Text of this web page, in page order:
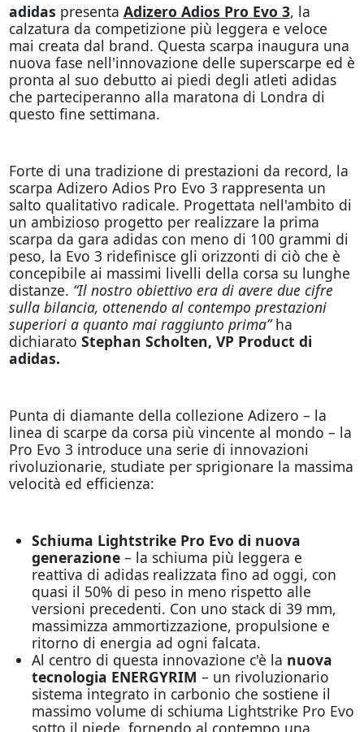
adidas presenta Adizero Adios Pro Evo 3, la
calzatura da competizione più leggera e veloce
mai creata dal brand. Questa scarpa inaugura una
nuova fase nell'innovazione delle superscarpe ed è
pronta al suo debutto ai piedi degli atleti adidas
che parteciperanno alla maratona di Londra di
questo fine settimana.
Forte di una tradizione di prestazioni da record, la
scarpa Adizero Adios Pro Evo 3 rappresenta un
salto qualitativo radicale. Progettata nell'ambito di
un ambizioso progetto per realizzare la prima
scarpa da gara adidas con meno di 100 grammi di
peso, la Evo 3 ridefinisce gli orizzonti di ciò che è
concepibile ai massimi livelli della corsa su lunghe
distanze. “Il nostro obiettivo era di avere due cifre
sulla bilancia, ottenendo al contempo prestazioni
superiori a quanto mai raggiunto prima”ha
dichiarato Stephan Scholten, VP Product di
adidas.
Punta di diamante della collezione Adizero – la
linea di scarpe da corsa più vincente al mondo – la
Pro Evo 3 introduce una serie di innovazioni
rivoluzionarie, studiate per sprigionare la massima
velocità ed efficienza:
Schiuma Lightstrike Pro Evo di nuova
generazione– la schiuma più leggera e
reattiva di adidas realizzata fino ad oggi, con
quasi il 50% di peso in meno rispetto alle
versioni precedenti. Con uno stack di 39 mm,
massimizza ammortizzazione, propulsione e
ritorno di energia ad ogni falcata.
Al centro di questa innovazione c'è la nuova
tecnologia ENERGYRIM – un rivoluzionario
sistema integrato in carbonio che sostiene il
massimo volume di schiuma Lightstrike Pro Evo
sotto il piede, fornendo al contempo una